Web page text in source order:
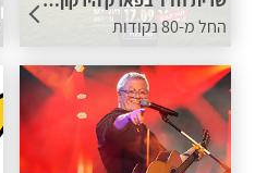
החל מ-80 נקודות